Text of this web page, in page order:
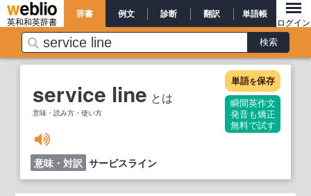
英和和英辞書
辞書 例文 診断 翻訳 単語帳
ログイン
service line とは
意味・読み方・使い方
単語を保存
瞬間英作文
発音も矯正
無料で試す
意味・対訳 サービスライン